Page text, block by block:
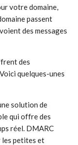
votre domaine,
passent
des messages
des
quelques-unes
solution de
qui offre des
réel. DMARC
les petites et